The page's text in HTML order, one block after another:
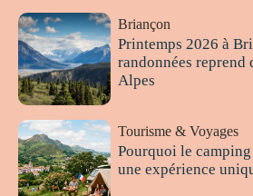
Briançon
Printemps 2026 à
randonnées reprend
Alpes
Tourisme & Voyages
Pourquoi le camping
une expérience